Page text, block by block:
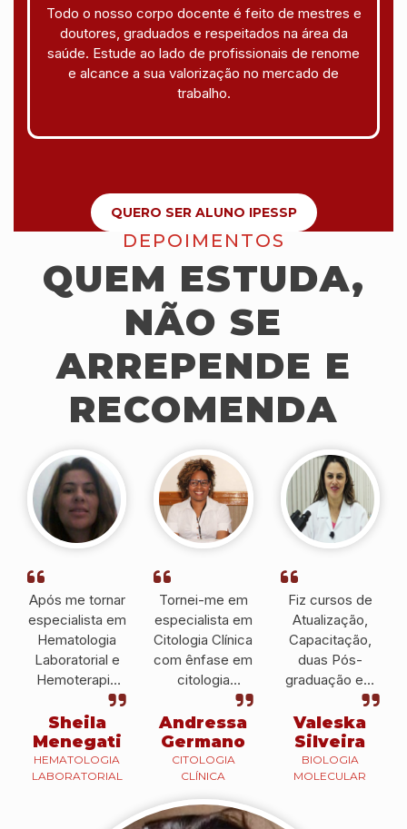
Todo o nosso corpo docente é feito de mestres e
doutores, graduados e respeitados na área da
saúde. Estude ao lado de profissionais de renome
e alcance a sua valorização no mercado de
trabalho.
QUERO SER ALUNO IPESSP
DEPOIMENTOS
QUEM ESTUDA,
NÃO SE
ARREPENDE E
RECOMENDA
Após me tornar
especialista em
Hematologia
Laboratorial e
Hemoterapia
pelo IPESSP fui
convidada a ser
docente no
CEUNSP, em
Itu.
Sheila
Menegati
HEMATOLOGIA
LABORATORIAL
Tornei-me em
especialista em
Citologia Clínica
com ênfase em
citologia
cérvico-vaginal
pelo IPESSP e
atualmente é
Histotécnica no
Hospital
Brigadeiro.
Andressa
Germano
CITOLOGIA
CLÍNICA
Fiz cursos de
Atualização,
Capacitação,
duas Pós-
graduação em
Hematologia e
Hemoterapia e
Biologia
Molecular que
me ajudaram a
Valeska
Silveira
BIOLOGIA
MOLECULAR